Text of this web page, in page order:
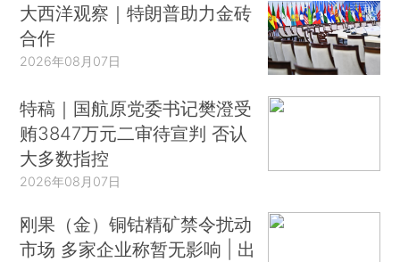
大西洋观察｜特朗普助力金砖
合作
2026年08月07日
特稿｜国航原党委书记樊澄受
贿3847万元二审待宣判 否认
大多数指控
2026年08月07日
刚果（金）铜钴精矿禁令扰动
市场 多家企业称暂无影响 | 出